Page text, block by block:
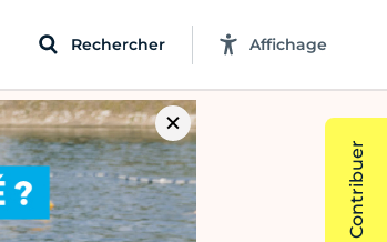
Rechercher Affichage
Contribuer